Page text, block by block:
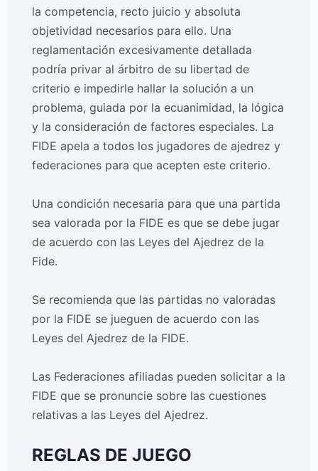
la competencia, recto juicio y absoluta
objetividad necesarios para ello. Una
reglamentación excesivamente detallada
podría privar al árbitro de su libertad de
criterio e impedirle hallar la solución a un
problema, guiada por la ecuanimidad, la lógica
y la consideración de factores especiales. La
FIDE apela a todos los jugadores de ajedrez y
federaciones para que acepten este criterio.
Una condición necesaria para que una partida
sea valorada por la FIDE es que se debe jugar
de acuerdo con las Leyes del Ajedrez de la
Fide.
Se recomienda que las partidas no valoradas
por la FIDE se jueguen de acuerdo con las
Leyes del Ajedrez de la FIDE.
Las Federaciones afiliadas pueden solicitar a la
FIDE que se pronuncie sobre las cuestiones
relativas a las Leyes del Ajedrez.
REGLAS DE JUEGO